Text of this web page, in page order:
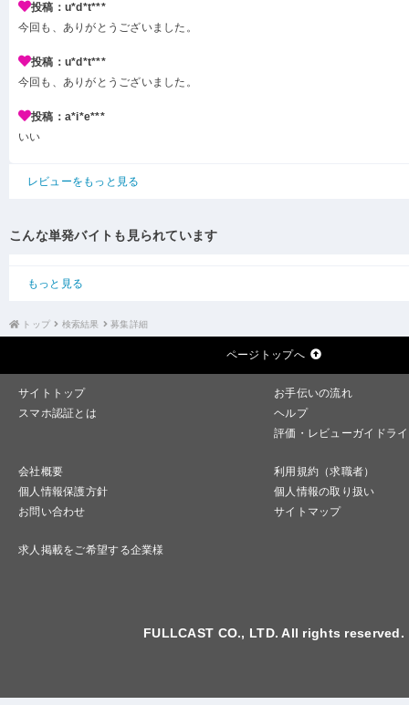
投稿：u*d*t***
今回も、ありがとうございました。
投稿：u*d*t***
今回も、ありがとうございました。
投稿：a*i*e***
いい
レビューをもっと見る
こんな単発バイトも見られています
もっと見る
トップ 検索結果 募集詳細
ページトップへ
サイトトップ
お手伝いの流れ
スマホ認証とは
ヘルプ
評価・レビューガイドラ
会社概要
利用規約（求職者）
個人情報保護方針
個人情報の取り扱い
お問い合わせ
サイトマップ
求人掲載をご希望する企業様
FULLCAST CO., LTD. All rights reserved.